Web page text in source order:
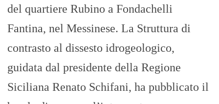
del quartiere Rubino a Fondachelli
Fantina, nel Messinese. La Struttura di
contrasto al dissesto idrogeologico,
guidata dal presidente della Regione
Siciliana Renato Schifani, ha pubblicato il